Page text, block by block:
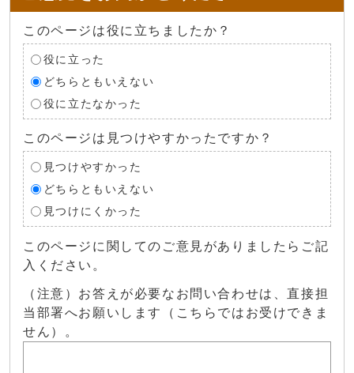
このページは役に立ちましたか？
役に立った
どちらともいえない
役に立たなかった
このページは見つけやすかったですか？
見つけやすかった
どちらともいえない
見つけにくかった
このページに関してのご意見がありましたらご記
入ください。
（注意）お答えが必要なお問い合わせは、直接担
当部署へお願いします（こちらではお受けできま
せん）。